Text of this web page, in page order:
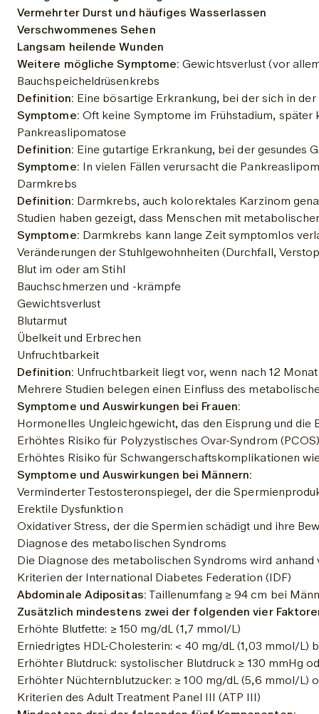
Vermehrter Durst und häufiges Wasserlassen
Verschwommenes Sehen
Langsam heilende Wunden
Weitere mögliche Symptome: Gewichtsverlust (vor
Bauchspeicheldrüsenkrebs
Definition: Eine bösartige Erkrankung, bei der sich in
Symptome: Oft keine Symptome im Frühstadium,
Pankreaslipomatose
Definition: Eine gutartige Erkrankung, bei der gesundes
Symptome: In vielen Fällen verursacht die
Darmkrebs
Definition: Darmkrebs, auch kolorektales Karzinom
Studien haben gezeigt, dass Menschen mit
Symptome: Darmkrebs kann lange Zeit symptomlos
Veränderungen der Stuhlgewohnheiten (Durchfall,
Blut im oder am Stihl
Bauchschmerzen und -krämpfe
Gewichtsverlust
Blutarmut
Übelkeit und Erbrechen
Unfruchtbarkeit
Definition: Unfruchtbarkeit liegt vor, wenn nach 12
Mehrere Studien belegen einen Einfluss des
Symptome und Auswirkungen bei Frauen:
Hormonelles Ungleichgewicht, das den Eisprung und
Erhöhtes Risiko für Polyzystisches Ovar-Syndrom
Erhöhtes Risiko für Schwangerschaftskomplikationen
Symptome und Auswirkungen bei Männern:
Verminderter Testosteronspiegel, der die
Erektile Dysfunktion
Oxidativer Stress, der die Spermien schädigt und ihre
Diagnose des metabolischen Syndroms
Die Diagnose des metabolischen Syndroms wird
Kriterien der International Diabetes Federation (IDF)
Abdominale Adipositas: Taillenumfang ≥ 94 cm bei
Zusätzlich mindestens zwei der folgenden vier
Erhöhte Blutfette: ≥ 150 mg/dL (1,7 mmol/L)
Erniedrigtes HDL-Cholesterin: < 40 mg/dL (1,03 mmol/
Erhöhter Blutdruck: systolischer Blutdruck ≥ 130 mmHg
Erhöhter Nüchternblutzucker: ≥ 100 mg/dL (5,6 mmol/
Kriterien des Adult Treatment Panel III (ATP III)